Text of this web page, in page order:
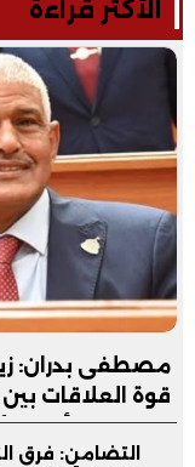
الأكثر قراءة
مصطفى بدران:
قوة العلاقات
جزء لا يتجزأ من
التضامن: فرق